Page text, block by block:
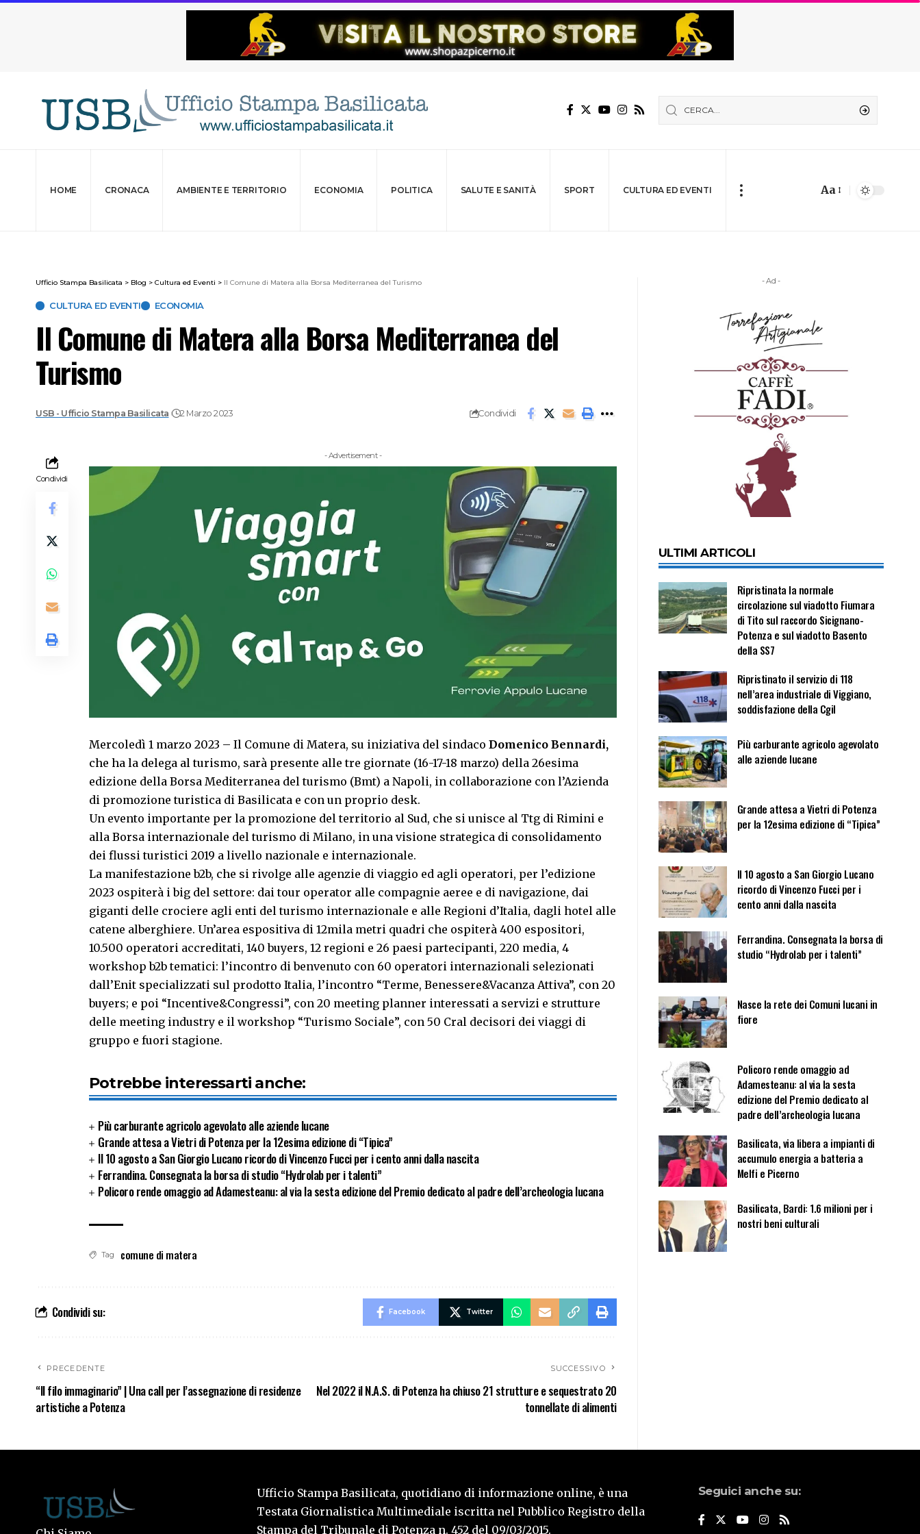
HOME CRONACA AMBIENTE E TERRITORIO ECONOMIA POLITICA SALUTE E SANITÀ SPORT CULTURA ED EVENTI Aa
Ufficio Stampa Basilicata > Blog > Cultura ed Eventi > Il Comune di Matera alla Borsa Mediterranea del Turismo
CULTURA ED EVENTI ECONOMIA
Il Comune di Matera alla Borsa Mediterranea del
Turismo
USB - Ufficio Stampa Basilicata 2 Marzo 2023 Condividi
Condividi
- Advertisement -
Mercoledì 1 marzo 2023 – Il Comune di Matera, su iniziativa del sindaco Domenico Bennardi,
che ha la delega al turismo, sarà presente alle tre giornate (16-17-18 marzo) della 26esima
edizione della Borsa Mediterranea del turismo (Bmt) a Napoli, in collaborazione con l’Azienda
di promozione turistica di Basilicata e con un proprio desk.
Un evento importante per la promozione del territorio al Sud, che si unisce al Ttg di Rimini e
alla Borsa internazionale del turismo di Milano, in una visione strategica di consolidamento
dei flussi turistici 2019 a livello nazionale e internazionale.
La manifestazione b2b, che si rivolge alle agenzie di viaggio ed agli operatori, per l’edizione
2023 ospiterà i big del settore: dai tour operator alle compagnie aeree e di navigazione, dai
giganti delle crociere agli enti del turismo internazionale e alle Regioni d’Italia, dagli hotel alle
catene alberghiere. Un’area espositiva di 12mila metri quadri che ospiterà 400 espositori,
10.500 operatori accreditati, 140 buyers, 12 regioni e 26 paesi partecipanti, 220 media, 4
workshop b2b tematici: l’incontro di benvenuto con 60 operatori internazionali selezionati
dall’Enit specializzati sul prodotto Italia, l’incontro “Terme, Benessere&Vacanza Attiva”, con 20
buyers; e poi “Incentive&Congressi”, con 20 meeting planner interessati a servizi e strutture
delle meeting industry e il workshop “Turismo Sociale”, con 50 Cral decisori dei viaggi di
gruppo e fuori stagione.
Potrebbe interessarti anche:
Più carburante agricolo agevolato alle aziende lucane
Grande attesa a Vietri di Potenza per la 12esima edizione di “Tipica”
Il 10 agosto a San Giorgio Lucano ricordo di Vincenzo Fucci per i cento anni dalla nascita
Ferrandina. Consegnata la borsa di studio “Hydrolab per i talenti”
Policoro rende omaggio ad Adamesteanu: al via la sesta edizione del Premio dedicato al padre dell’archeologia lucana
Tag comune di matera
Condividi su: Facebook Twitter
PRECEDENTE
“Il filo immaginario” | Una call per l’assegnazione di residenze
artistiche a Potenza
SUCCESSIVO
Nel 2022 il N.A.S. di Potenza ha chiuso 21 strutture e sequestrato 20
tonnellate di alimenti
- Ad -
ULTIMI ARTICOLI
Ripristinata la normale
circolazione sul viadotto Fiumara
di Tito sul raccordo Sicignano-
Potenza e sul viadotto Basento
della SS7
Ripristinato il servizio di 118
nell’area industriale di Viggiano,
soddisfazione della Cgil
Più carburante agricolo agevolato
alle aziende lucane
Grande attesa a Vietri di Potenza
per la 12esima edizione di “Tipica”
Il 10 agosto a San Giorgio Lucano
ricordo di Vincenzo Fucci per i
cento anni dalla nascita
Ferrandina. Consegnata la borsa di
studio “Hydrolab per i talenti”
Nasce la rete dei Comuni lucani in
fiore
Policoro rende omaggio ad
Adamesteanu: al via la sesta
edizione del Premio dedicato al
padre dell’archeologia lucana
Basilicata, via libera a impianti di
accumulo energia a batteria a
Melfi e Picerno
Basilicata, Bardi: 1.6 milioni per i
nostri beni culturali
Ufficio Stampa Basilicata, quotidiano di informazione online, è una
Testata Giornalistica Multimediale iscritta nel Pubblico Registro della
Stampa del Tribunale di Potenza n. 452 del 09/03/2015.
Seguici anche su: